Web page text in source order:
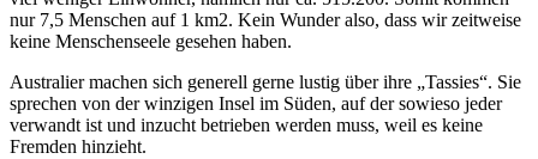
nur 7,5 Menschen auf 1 km2. Kein Wunder also, dass wir zeitweise
keine Menschenseele gesehen haben.
Australier machen sich generell gerne lustig über ihre „Tassies“. Sie
sprechen von der winzigen Insel im Süden, auf der sowieso jeder
verwandt ist und inzucht betrieben werden muss, weil es keine
Fremden hinzieht.